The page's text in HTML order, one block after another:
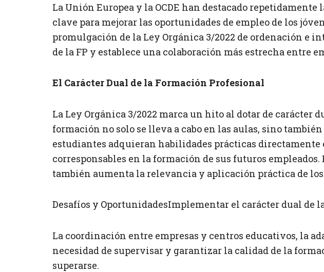
La Unión Europea y la OCDE han destacado
clave para mejorar las oportunidades de empleo de los
promulgación de la Ley Orgánica 3/2022 de ordenación e
de la FP y establece una colaboración más estrecha entre
El Carácter Dual de la Formación Profesional
La Ley Orgánica 3/2022 marca un hito al dotar de carácter
formación no solo se lleva a cabo en las aulas, sino
estudiantes adquieran habilidades prácticas directamente
corresponsables en la formación de sus futuros
también aumenta la relevancia y aplicación práctica de
Desafíos y OportunidadesImplementar el carácter dual de
La coordinación entre empresas y centros educativos, la
necesidad de supervisar y garantizar la calidad de la
superarse.